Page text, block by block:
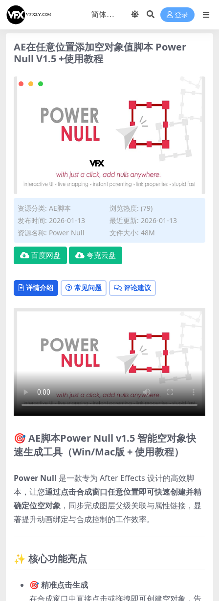
登录
AE在任意位置添加空对象值脚本 Power
Null V1.5 +使用教程
资源分类: AE脚本
浏览热度: (79)
发布时间: 2026-01-13
最近更新: 2026-01-13
资源名称: Power Null
文件大小: 48M
百度网盘 夸克云盘
详情介绍 常见问题 评论建议
🎯 AE脚本Power Null v1.5 智能空对象快
速生成工具（Win/Mac版 + 使用教程）
Power Null 是一款专为 After Effects 设计的高效脚
本，让您通过点击合成窗口任意位置即可快速创建并精
确定位空对象 ，同步完成图层父级关联与属性链接，显
著提升动画绑定与合成控制的工作效率。
✨ 核心功能亮点
🎯 精准点击生成
在合成窗口中直接点击或拖拽即可创建空对象，告